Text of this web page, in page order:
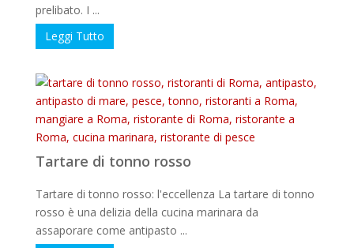
prelibato. I ...
Leggi Tutto
Tartare di tonno rosso
Tartare di tonno rosso: l'eccellenza La tartare di tonno
rosso è una delizia della cucina marinara da
assaporare come antipasto ...